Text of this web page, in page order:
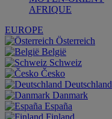
AFRIQUE
EUROPE
Österreich
België
Schweiz
Česko
Deutschland
Danmark
España
Finland